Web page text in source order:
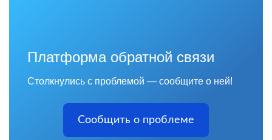
Платформа обратной связи
Столкнулись с проблемой — сообщите о ней!
Сообщить о проблеме